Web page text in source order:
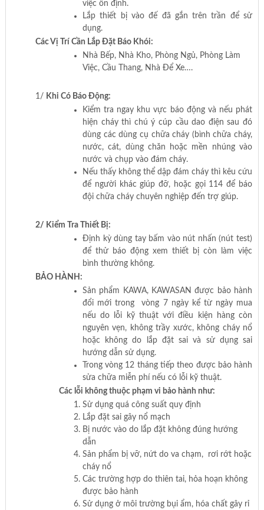
việc ổn định.
Lắp thiết bị vào đế đã gắn trên trần để sử
dụng.
Các Vị Trí Cần Lắp Đặt Báo Khói:
Nhà Bếp, Nhà Kho, Phòng Ngủ, Phòng Làm
Việc, Cầu Thang, Nhà Để Xe….
1/ Khi Có Báo Động:
Kiểm tra ngay khu vực báo động và nếu phát
hiện cháy thì chú ý cúp cầu dao điện sau đó
dùng các dùng cụ chữa cháy (bình chữa cháy,
nước, cát, dùng chăn hoặc mền nhúng vào
nước và chụp vào đám cháy.
Nếu thấy không thể dập đám cháy thì kêu cứu
để người khác giúp đỡ, hoặc gọi 114 để báo
đội chữa cháy chuyên nghiệp đến trợ giúp.
2/ Kiểm Tra Thiết Bị:
Định kỳ dùng tay bấm vào nút nhấn (nút test)
để thử báo động xem thiết bị còn làm việc
bình thường không.
BẢO HÀNH:
Sản phẩm KAWA, KAWASAN được bảo hành
đổi mới trong vòng 7 ngày kể từ ngày mua
nếu do lỗi kỹ thuật với điều kiện hàng còn
nguyên vẹn, không trầy xước, không cháy nổ
hoặc không do lắp đặt sai và sử dụng sai
hướng dẫn sử dụng.
Trong vòng 12 tháng tiếp theo được bảo hành
sửa chữa miễn phí nếu có lỗi kỹ thuật.
Các lỗi không thuộc phạm vi bảo hành như:
Sử dụng quá công suất quy định
Lắp đặt sai gây nổ mạch
Bị nước vào do lắp đặt không đúng hướng
dẫn
Sản phẩm bị vỡ, nứt do va chạm, rơi rớt hoặc
cháy nổ
Các trường hợp do thiên tai, hỏa hoạn không
được bảo hành
Sử dụng ở môi trường bụi ẩm, hóa chất gây rỉ